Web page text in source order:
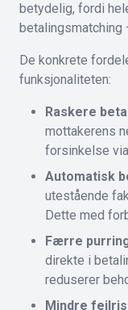
betydelig, fordi
betalingsmatching
De konkrete
funksjonaliteten:
Raskere
mottakerens
forsinkelse
Automatisk
utestående
Dette med
Færre
direkte i
reduserer
Mindre